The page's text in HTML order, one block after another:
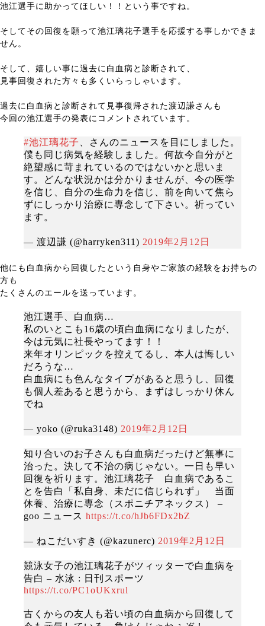
池江選手に助かってほしい！！という事ですね。
そしてその回復を願って池江璃花子選手を応援する事しかできま
せん。
そして、嬉しい事に過去に白血病と診断されて、
見事回復された方々も多くいらっしゃいます。
過去に白血病と診断されて見事復帰された渡辺謙さんも
今回の池江選手の発表にコメントされています。
#池江璃花子
、さんのニュースを目にしました。
僕も同じ病気を経験しました。何故今自分がと
絶望感に苛まれているのではないかと思いま
す。どんな状況かは分かりませんが、今の医学
を信じ、自分の生命力を信じ、前を向いて焦ら
ずにしっかり治療に専念して下さい。祈ってい
ます。
— 渡辺謙 (@harryken311) 2019年2月12日
他にも白血病から回復したという自身やご家族の経験をお持ちの
方も
たくさんのエールを送っています。
池江選手、白血病…
私のいとこも16歳の頃白血病になりましたが、
今は元気に社長やってます！！
来年オリンピックを控えてるし、本人は悔しい
だろうな…
白血病にも色んなタイプがあると思うし、回復
も個人差あると思うから、まずはしっかり休ん
でね
— yoko (@ruka3148) 2019年2月12日
知り合いのお子さんも白血病だったけど無事に
治った。決して不治の病じゃない。一日も早い
回復を祈ります。池江璃花子 白血病であるこ
とを告白「私自身、未だに信じられず」 当面
休養、治療に専念（スポニチアネックス） –
goo ニュース https://t.co/hJb6FDx2bZ
— ねこだいすき (@kazunerc) 2019年2月12日
競泳女子の池江璃花子がツィッターで白血病を
告白 – 水泳 : 日刊スポーツ
https://t.co/PC1oUKxrul
古くからの友人も若い頃の白血病から回復して